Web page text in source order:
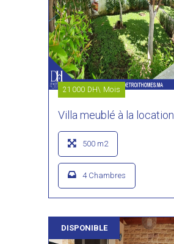
21000 DH\ Mois
Villa meublé à la location
500 m2
4 Chambres
DISPONIBLE